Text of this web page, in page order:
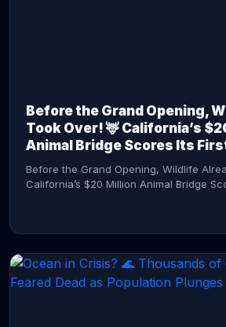
Before the Grand Opening,
Took Over! 🦌 California’s
Animal Bridge Scores Its
Before the Grand Opening, Wildlife
California’s $20 Million Animal Bridge